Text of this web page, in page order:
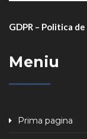
GDPR – Politica
Meniu
Prima pagina